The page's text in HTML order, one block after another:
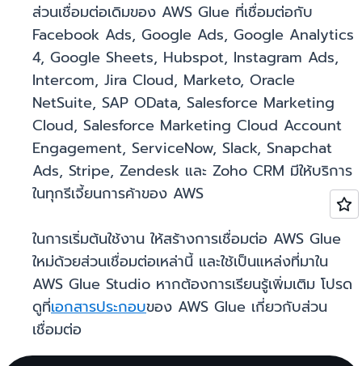
ส่วนเชื่อมต่อเดิมของ AWS Glue ที่เชื่อมต่อกับ
Facebook Ads, Google Ads, Google Analytics
4, Google Sheets, Hubspot, Instagram Ads,
Intercom, Jira Cloud, Marketo, Oracle
NetSuite, SAP OData, Salesforce Marketing
Cloud, Salesforce Marketing Cloud Account
Engagement, ServiceNow, Slack, Snapchat
Ads, Stripe, Zendesk และ Zoho CRM มีให้บริการ
ในทุกรีเจี้ยนการค้าของ AWS
ในการเริ่มต้นใช้งาน ให้สร้างการเชื่อมต่อ AWS Glue
ใหม่ด้วยส่วนเชื่อมต่อเหล่านี้ และใช้เป็นแหล่งที่มาใน
AWS Glue Studio หากต้องการเรียนรู้เพิ่มเติม โปรด
ดูที่เอกสารประกอบของ AWS Glue เกี่ยวกับส่วน
เชื่อมต่อ